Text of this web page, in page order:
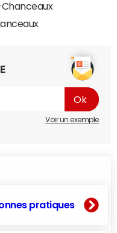
Voir un exemple
pratiques